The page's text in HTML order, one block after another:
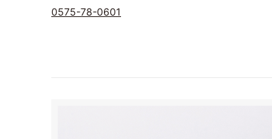
0575-78-0601